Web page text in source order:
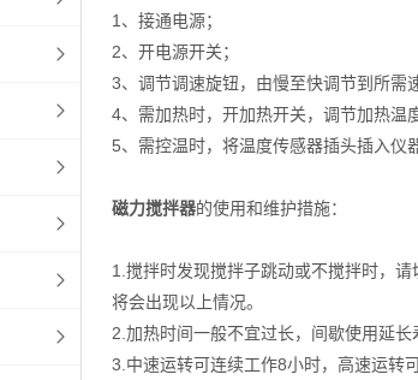
1、接通电源；
2、开电源开关；
3、调节调速旋钮，由慢至快调节到所
4、需加热时，开加热开关，调节加热
5、需控温时，将温度传感器插头插入仪
磁力搅拌器的使用和维护措施：
1.搅拌时发现搅拌子跳动或不搅拌时，
将会出现以上情况。
2.加热时间一般不宜过长，间歇使用延长
3.中速运转可连续工作8小时，高速运转